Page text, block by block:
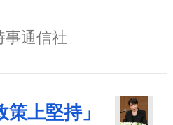
事通信社
上堅持」